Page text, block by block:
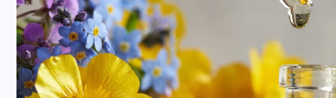
Naujas svertas Europoje: Lietuva
perima svarbų postą strateginėje
Europos energetikos asociacijoje
2 LIEPOS, 2026